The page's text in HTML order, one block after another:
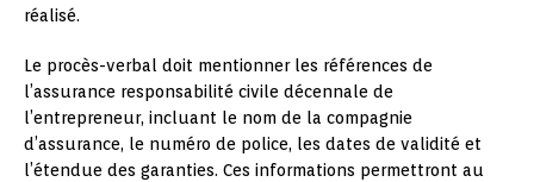
réalisé.
Le procès-verbal doit mentionner les références de
l’assurance responsabilité civile décennale de
l’entrepreneur, incluant le nom de la compagnie
d’assurance, le numéro de police, les dates de validité et
l’étendue des garanties. Ces informations permettront au